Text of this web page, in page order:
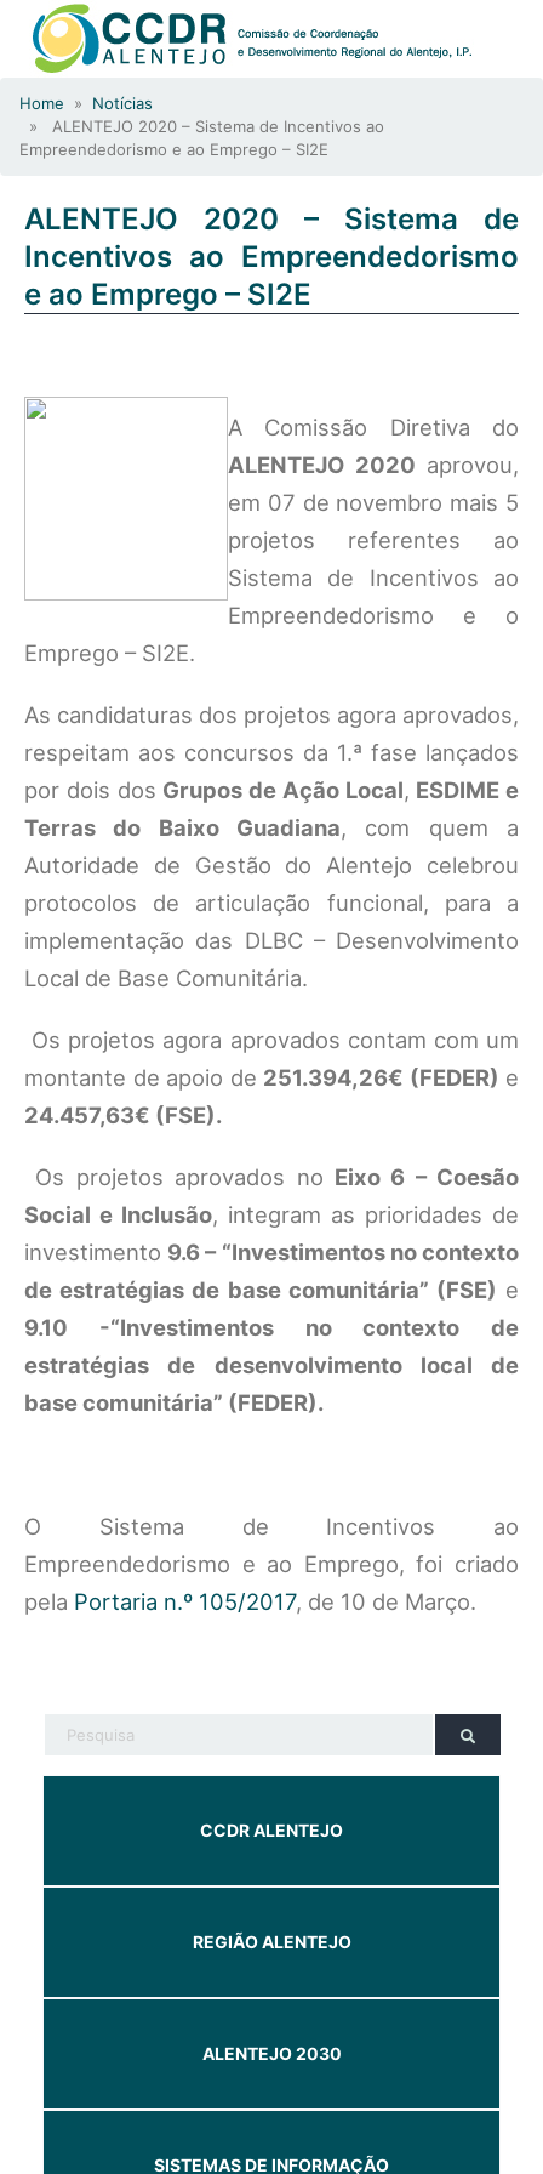
Home » Notícias
» ALENTEJO 2020 – Sistema de Incentivos ao
Empreendedorismo e ao Emprego – SI2E
ALENTEJO 2020 – Sistema de
Incentivos ao Empreendedorismo
e ao Emprego – SI2E
A Comissão Diretiva do
ALENTEJO 2020 aprovou,
em 07 de novembro mais 5
projetos referentes ao
Sistema de Incentivos ao
Empreendedorismo e o
Emprego – SI2E.
As candidaturas dos projetos agora aprovados,
respeitam aos concursos da 1.ª fase lançados
por dois dos Grupos de Ação Local, ESDIME e
Terras do Baixo Guadiana, com quem a
Autoridade de Gestão do Alentejo celebrou
protocolos de articulação funcional, para a
implementação das DLBC – Desenvolvimento
Local de Base Comunitária.
Os projetos agora aprovados contam com um
montante de apoio de 251.394,26€ (FEDER) e
24.457,63€ (FSE).
Os projetos aprovados no Eixo 6 – Coesão
Social e Inclusão, integram as prioridades de
investimento 9.6 – “Investimentos no contexto
de estratégias de base comunitária” (FSE) e
9.10 -“Investimentos no contexto de
estratégias de desenvolvimento local de
base comunitária” (FEDER).
O Sistema de Incentivos ao
Empreendedorismo e ao Emprego, foi criado
pela Portaria n.º 105/2017, de 10 de Março.
CCDR ALENTEJO
REGIÃO ALENTEJO
ALENTEJO 2030
SISTEMAS DE INFORMAÇÃO